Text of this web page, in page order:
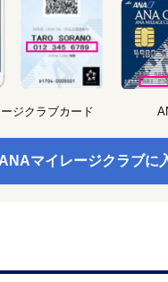
ジクラブカード
ANAマイレージクラブに